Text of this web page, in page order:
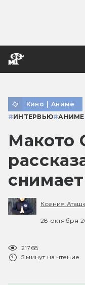
Кино | Аниме
#ИНТЕРВЬЮ#АНИМЕ
Макото
Ксения
28 октября
21768
5 минут на чтение